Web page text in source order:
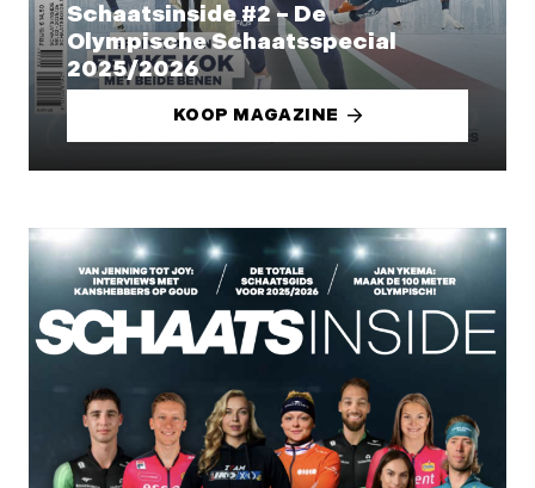
Schaatsinside #2 – De
Olympische Schaatsspecial
2025/2026
KOOP MAGAZINE